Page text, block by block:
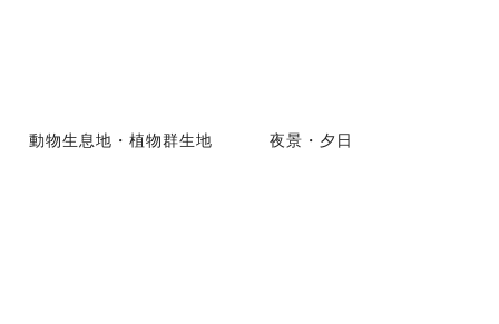
動物生息地・植物群生地 夜景・夕日